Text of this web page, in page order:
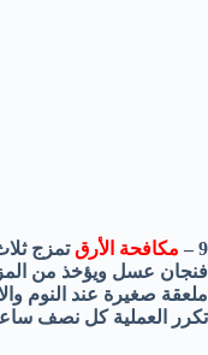
9 – مكافحة الأرق تمزج
فنجان عسل ويؤخذ من
ملعقة صغيرة عند النوم
تكرر العملية كل نصف